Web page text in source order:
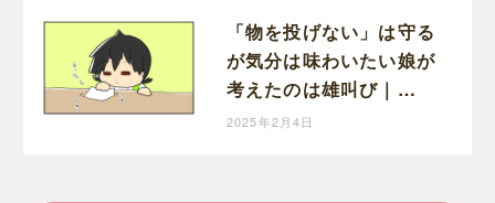
「物を投げない」は守る
が気分は味わいたい娘が
考えたのは雄叫び｜
mochikoの育児マンガ
2025年2月4日